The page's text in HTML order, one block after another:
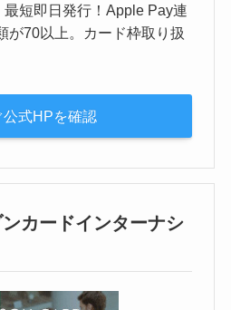
短即日発行！Apple Pay連
が70以上。カード枠取り扱
公式HPを確認
ンカードインターナシ